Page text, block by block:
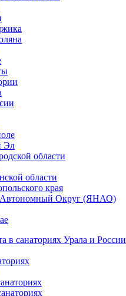
Эл
области
области
края
Округ (ЯНАО)
в санаториях Урала и России